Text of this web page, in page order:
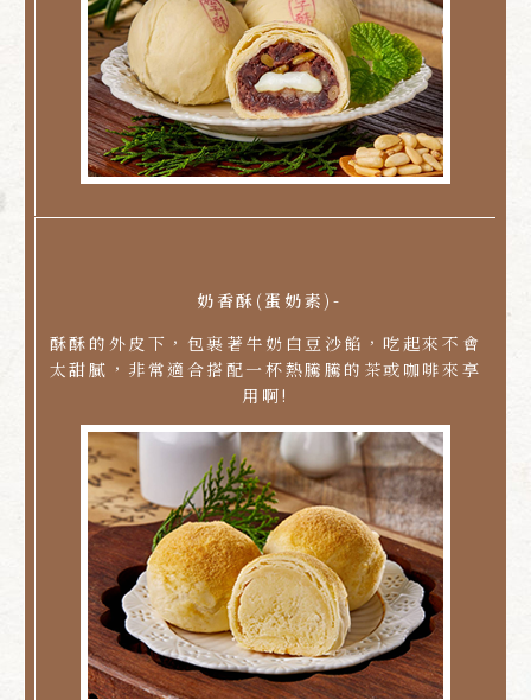
奶香酥(蛋奶素)-
酥酥的外皮下，包裹著牛奶白豆沙餡，吃起來不會
太甜膩，非常適合搭配一杯熱騰騰的茶或咖啡來享
用啊!